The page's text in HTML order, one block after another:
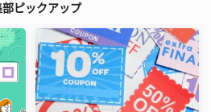
部ピックアップ